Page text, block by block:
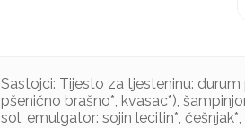
Sastojci: Tijesto za tjesteninu:
pšenično brašno*, kvasac*),
sol, emulgator: sojin lecitin*,